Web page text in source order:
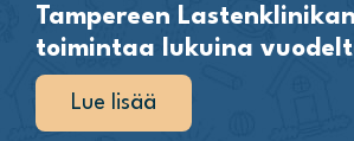
Tampereen
toimintaa lukuina
Lue lisää